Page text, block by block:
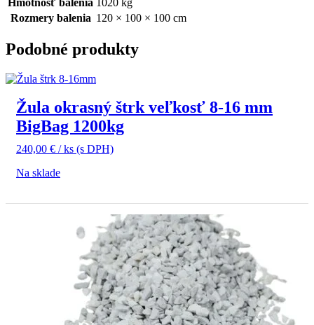
Rozmery balenia 120 × 100 × 100 cm
Podobné produkty
Žula okrasný štrk veľkosť 8-16 mm
BigBag 1200kg
240,00 € / ks (s DPH)
Na sklade